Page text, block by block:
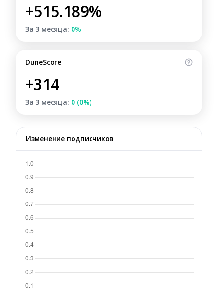
+515.189%
За 3 месяца: 0%
DuneScore
+314
За 3 месяца: 0 (0%)
Изменение подписчиков